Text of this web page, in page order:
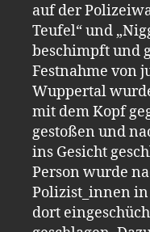
auf der
Teufel“ und
beschimpft und
Festnahme von
Wuppertal
mit dem Kopf
gestoßen und
ins Gesicht
Person wurde
Polizist_innen
dort